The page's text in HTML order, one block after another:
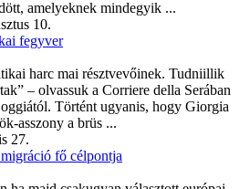
amelyeknek mindegyik ...
10.
fegyver
harc mai résztvevőinek. Tudniillik
– olvassuk a Corriere della Serában
Történt ugyanis, hogy Giorgia
asszony a brüs ...
27.
fő célpontja